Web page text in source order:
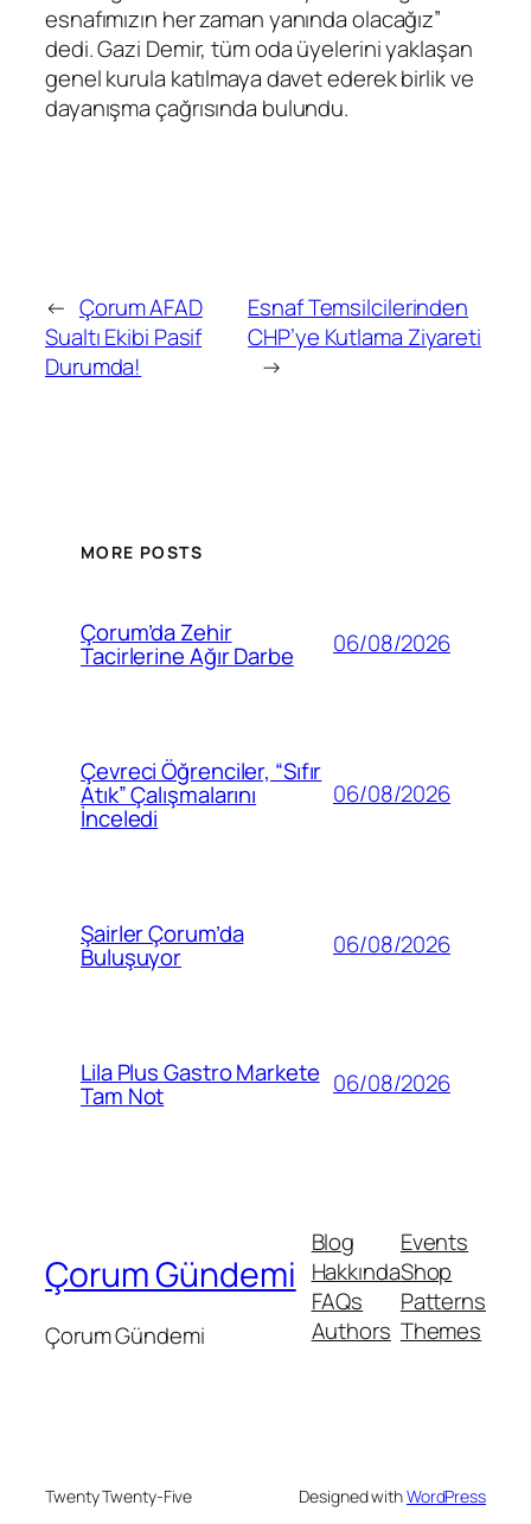
esnafımızın her zaman yanında olacağız”
dedi. Gazi Demir, tüm oda üyelerini yaklaşan
genel kurula katılmaya davet ederek birlik ve
dayanışma çağrısında bulundu.
← Çorum AFAD
Sualtı Ekibi Pasif
Durumda!
Esnaf Temsilcilerinden
CHP’ye Kutlama Ziyareti
→
MORE POSTS
Çorum’da Zehir
Tacirlerine Ağır Darbe 06/08/2026
Çevreci Öğrenciler, “Sıfır
Atık” Çalışmalarını
İnceledi
06/08/2026
Şairler Çorum’da
Buluşuyor 06/08/2026
Lila Plus Gastro Markete
Tam Not 06/08/2026
Çorum Gündemi
Çorum Gündemi
Blog
Hakkında
FAQs
Authors
Events
Shop
Patterns
Themes
Twenty Twenty-Five Designed withWordPress